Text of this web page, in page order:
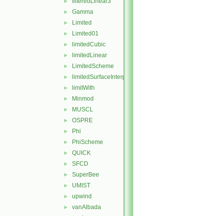
► Gamma
► Limited
► Limited01
► limitedCubic
► limitedLinear
► LimitedScheme
► limitedSurfaceInterpolationScheme
► limitWith
► Minmod
► MUSCL
► OSPRE
► Phi
► PhiScheme
► QUICK
► SFCD
► SuperBee
► UMIST
► upwind
► vanAlbada